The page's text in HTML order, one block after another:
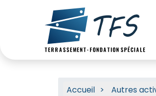
Accueil Autres